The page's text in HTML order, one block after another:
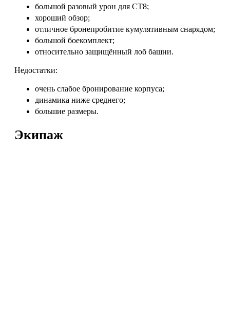
большой разовый урон для СТ8;
хороший обзор;
отличное бронепробитие кумулятивным снарядом;
большой боекомплект;
относительно защищённый лоб башни.
Недостатки:
очень слабое бронирование корпуса;
динамика ниже среднего;
большие размеры.
Экипаж